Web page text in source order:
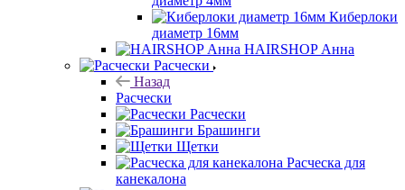
Киберлоки
диаметр 16мм
HAIRSHOP Анна
Расчески
Назад
Расчески
Расчески
Брашинги
Щетки
Расческа для
канекалона